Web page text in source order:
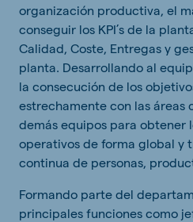
organización productiva, el
conseguir los KPI’s de la
Calidad, Coste, Entregas y
planta. Desarrollando al
la consecución de los
estrechamente con las áreas
demás equipos para obtener
operativos de forma global y
continua de personas,
Formando parte del
principales funciones como